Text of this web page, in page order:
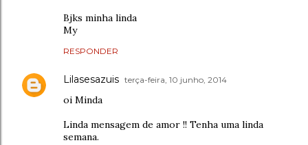
Bjks minha linda
My
RESPONDER
Lilasesazuis terça-feira, 10 junho, 2014
oi Minda
Linda mensagem de amor !! Tenha uma linda
semana.